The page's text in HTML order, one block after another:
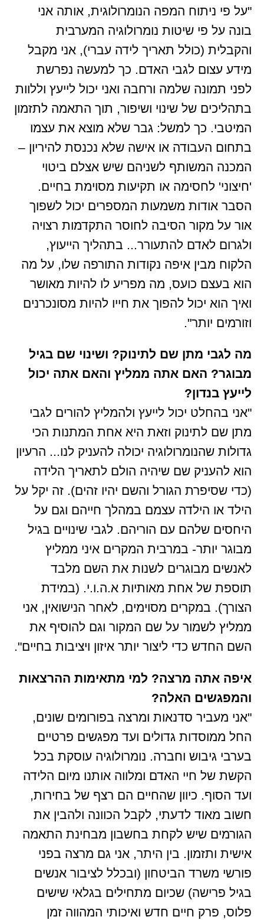
"על פי ניתוח המפה הנומרולוגית, אותה אני
בונה על פי שיטות נומרולוגיה המערבית
והקבלית (כולל תאריך לידה עברי), אני מקבל
מידע עצום לגבי האדם. כך למעשה נפרשת
לפני תמונה שלמה ורחבה ואני יכול לייעץ וללוות
בתהליכים של שינוי ושיפור, תוך התאמה לתזמון
המיטבי. כך למשל: גבר שלא מוצא את עצמו
בתחום העבודה או אישה שלא נכנסת להיריון –
המכנה המשותף לשניהם שיש אצלם ביטוי
'חיצוני' לחסימה או תקיעות מסוימת בחיים.
הסבר אודות משמעות המספרים יכול לשפוך
אור על מקור הסיבה לחוסר התקדמות רצויה
ולגרום לאדם להתעורר... בתהליך הייעוץ,
הלקוח מבין איפה נקודות התורפה שלו, על מה
הוא בעצם כועס, מה מפריע לו להיות מאושר
ואיך הוא יכול להפוך את חייו להיות מסונכרנים
וזורמים יותר".
מה לגבי מתן שם לתינוק? ושינוי שם בגיל
מבוגר? האם אתה ממליץ והאם אתה יכול
לייעץ בנדון?
"אני בהחלט יכול לייעץ ולהמליץ להורים לגבי
מתן שם לתינוק וזאת היא אחת המתנות הכי
גדולות שהנומרולוגיה יכולה להעניק לנו... הרעיון
הוא להעניק שם שיהיה הולם לתאריך הלידה
(כדי שסיפרת הגורל והשם יהיו זהים). זה יקל על
הילד או הילדה עצמם במהלך חייהם וגם על
היחסים שלהם עם הוריהם. לגבי שינויים בגיל
מבוגר יותר- במרבית המקרים איני ממליץ
לאנשים מבוגרים לשנות את השם מלבד
תוספת של אחת מאותיות א.ה.ו.י. (במידת
הצורך). במקרים מסוימים, לאחר הנישואין, אני
ממליץ לשמור על שם המקור וגם להוסיף את
השם החדש כדי ליצור יותר איזון ויציבות בחיים".
איפה אתה מרצה? למי מתאימות ההרצאות
והמפגשים האלה?
"אני מעביר סדנאות ומרצה בפורומים שונים,
החל ממוסדות גדולים ועד מפגשים פרטיים
בערבי גיבוש וחברה. נומרולוגיה עוסקת בכל
הקשת של חיי האדם ומלווה אותנו מיום הלידה
ועד הסוף. כיוון שהחיים הם רצף של בחירות,
חשוב מאוד לדעתי, לקבל הכוונה ולהבין את
הגורמים שיש לקחת בחשבון מבחינת התאמה
אישית ותזמון. בין היתר, אני גם מרצה בפני
פורשי משרד הביטחון (ובכלל לציבור אנשים
בגיל פרישה) שכיום מתחילים בגלאי שישים
פלוס, פרק חיים חדש ואיכותי המהווה זמן